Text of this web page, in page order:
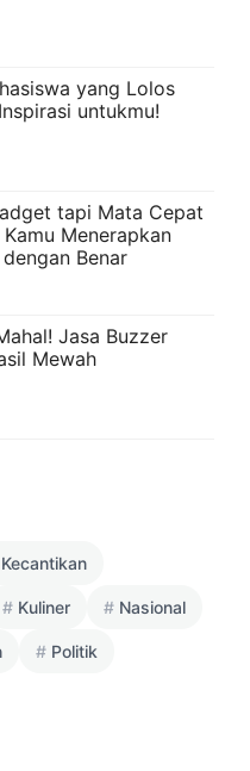
yang Lolos
untukmu!
tapi Mata Cepat
Menerapkan
Benar
Jasa Buzzer
Mewah
Kecantikan
Kuliner Nasional
Politik